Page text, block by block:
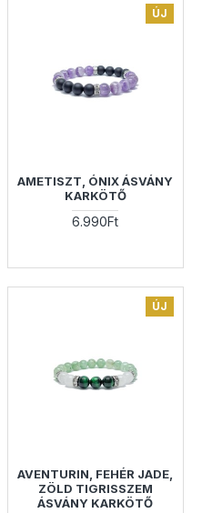
ÚJ
AMETISZT, ÓNIX ÁSVÁNY
KARKÖTŐ
6.990Ft
ÚJ
AVENTURIN, FEHÉR JADE,
ZÖLD TIGRISSZEM
ÁSVÁNY KARKÖTŐ